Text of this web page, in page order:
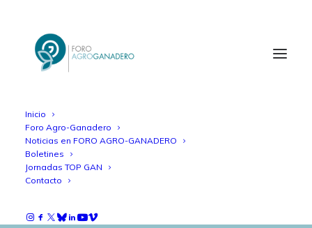
Inicio
Foro Agro-Ganadero
Noticias en FORO AGRO-GANADERO
Boletines
Jornadas TOP GAN
Contacto